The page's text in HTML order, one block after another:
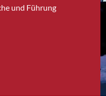
und Führung